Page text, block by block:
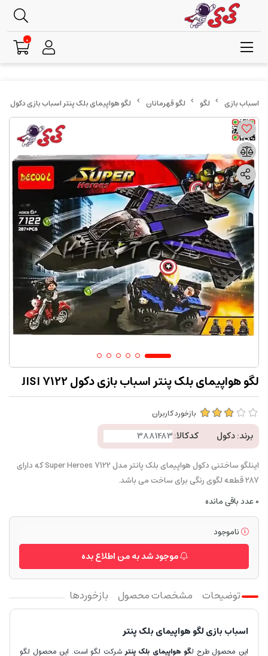
لگو لگو قهرمانان لگو هواپیمای بلک پنتر اسباب بازی دکول 7122 JISI
لگو هواپیمای بلک پنتر اسباب بازی دکول 7122 JISI
بازخورد کاربران
برند:دکول کدکالا:
اینلگو ساختنی دکول هواپیمای بلک پانتر مدل 7122 Super Heroes که دارای
287 قطعه لگوی رنگی برای ساخت می باشد.
0عدد باقی مانده
ناموجود
موجود شد به من اطلاع بده
توضیحات مشخصات محصول بازخوردها
اسباب بازی لگو هواپیمای بلک پنتر
این محصول طرح لگو هواپیمای بلک پنترشرکت لگو است. این محصول لگو
0